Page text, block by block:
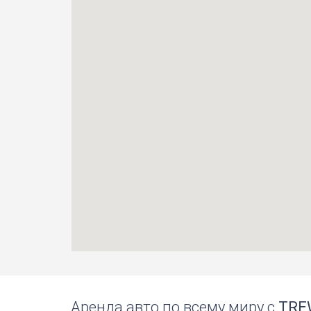
Аренда авто по всему миру с